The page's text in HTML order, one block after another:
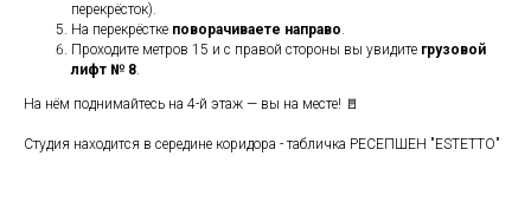
перекрёсток).
На перекрёстке поворачиваете направо.
Проходите метров 15 и с правой стороны вы увидите грузовой
лифт № 8.
На нём поднимайтесь на 4-й этаж — вы на месте! 🚪
Студия находится в середине коридора - табличка РЕСЕПШЕН "ESTETTO"